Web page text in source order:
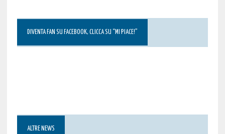
DIVENTA FAN SU FACEBOOK, CLICCA SU “MI PIACE!”
ALTRE NEWS